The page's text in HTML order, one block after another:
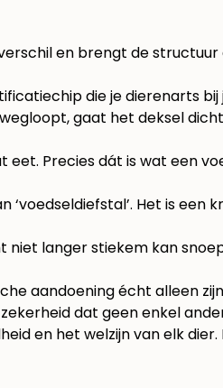
en brengt de structuur
die je dierenarts
gaat het deksel
eet. Precies dát is wat een
Het is een
langer stiekem kan
aandoening écht alleen
dat geen enkel
en het welzijn van elk